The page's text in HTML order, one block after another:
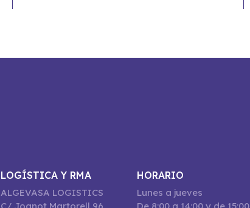
LOGÍSTICA Y RMA
ALGEVASA LOGISTICS
HORARIO
Lunes a jueves